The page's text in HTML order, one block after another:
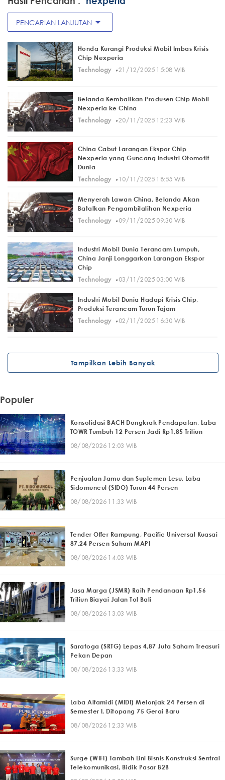
PENCARIAN LANJUTAN arrow_drop_down
Honda Kurangi Produksi Mobil Imbas Krisis
Chip Nexperia
Technology
· 21/12/2025 15:08 WIB
Belanda Kembalikan Produsen Chip Mobil
Nexperia ke China
Technology
· 20/11/2025 12:23 WIB
China Cabut Larangan Ekspor Chip
Nexperia yang Guncang Industri Otomotif
Dunia
Technology
· 10/11/2025 18:55 WIB
Menyerah Lawan China, Belanda Akan
Batalkan Pengambilalihan Nexperia
Technology
· 09/11/2025 09:30 WIB
Industri Mobil Dunia Terancam Lumpuh,
China Janji Longgarkan Larangan Ekspor
Chip
Technology
· 03/11/2025 03:00 WIB
Industri Mobil Dunia Hadapi Krisis Chip,
Produksi Terancam Turun Tajam
Technology
· 02/11/2025 16:30 WIB
Tampilkan Lebih Banyak
Populer
Konsolidasi BACH Dongkrak Pendapatan, Laba
TOWR Tumbuh 12 Persen Jadi Rp1,85 Triliun
08/08/2026 12:03 WIB
Penjualan Jamu dan Suplemen Lesu, Laba
Sidomuncul (SIDO) Turun 44 Persen
08/08/2026 11:33 WIB
Tender Offer Rampung, Pacific Universal Kuasai
87,24 Persen Saham MAPI
08/08/2026 14:03 WIB
Jasa Marga (JSMR) Raih Pendanaan Rp1,56
Triliun Biayai Jalan Tol Bali
08/08/2026 13:03 WIB
Saratoga (SRTG) Lepas 4,87 Juta Saham Treasuri
Pekan Depan
08/08/2026 13:33 WIB
Laba Alfamidi (MIDI) Melonjak 24 Persen di
Semester I, Ditopang 75 Gerai Baru
08/08/2026 12:33 WIB
Surge (WIFI) Tambah Lini Bisnis Konstruksi Sentral
Telekomunikasi, Bidik Pasar B2B